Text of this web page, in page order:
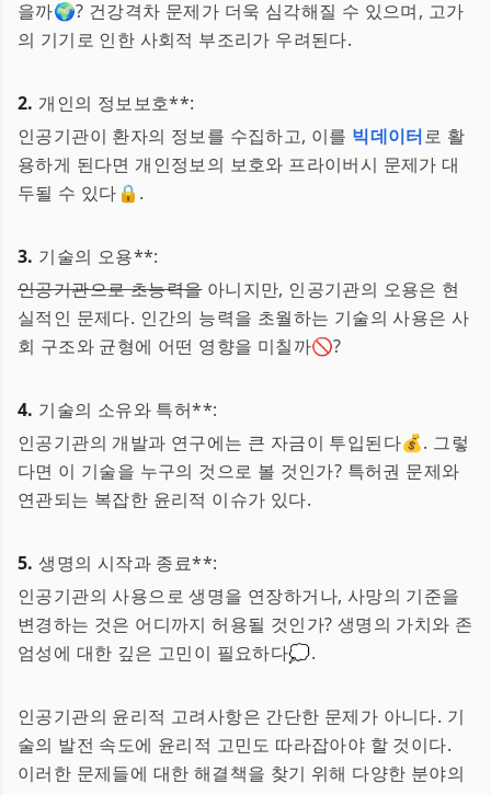
을까🌍? 건강격차 문제가 더욱 심각해질 수 있으며, 고가
의 기기로 인한 사회적 부조리가 우려된다.
2. 개인의 정보보호**:
인공기관이 환자의 정보를 수집하고, 이를 빅데이터로 활
용하게 된다면 개인정보의 보호와 프라이버시 문제가 대
두될 수 있다🔒.
3. 기술의 오용**:
인공기관으로 초능력을아니지만, 인공기관의 오용은 현
실적인 문제다. 인간의 능력을 초월하는 기술의 사용은 사
회 구조와 균형에 어떤 영향을 미칠까🚫?
4. 기술의 소유와 특허**:
인공기관의 개발과 연구에는 큰 자금이 투입된다💰. 그렇
다면 이 기술을 누구의 것으로 볼 것인가? 특허권 문제와
연관되는 복잡한 윤리적 이슈가 있다.
5.생명의 시작과 종료**:
인공기관의 사용으로 생명을 연장하거나, 사망의 기준을
변경하는 것은 어디까지 허용될 것인가? 생명의 가치와 존
엄성에 대한 깊은 고민이 필요하다💭.
인공기관의 윤리적 고려사항은 간단한 문제가 아니다. 기
술의 발전 속도에 윤리적 고민도 따라잡아야 할 것이다.
이러한 문제들에 대한 해결책을 찾기 위해 다양한 분야의